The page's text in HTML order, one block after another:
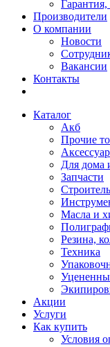
Производители
О компании
Новости
Вакансии
Контакты
Каталог
Акб
Прочие
Для дома
Запчасти
Масла и
Резина,
Техника
Акции
Услуги
Как купить
Условия